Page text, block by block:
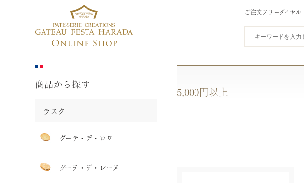
ご注文フリーダイヤル
商品から探す
ラスク
グーテ・デ・ロワ
グーテ・デ・レーヌ
5,000円以上